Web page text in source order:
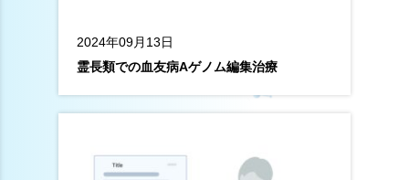
2024年09月13日
霊長類での血友病Aゲノム編集治療